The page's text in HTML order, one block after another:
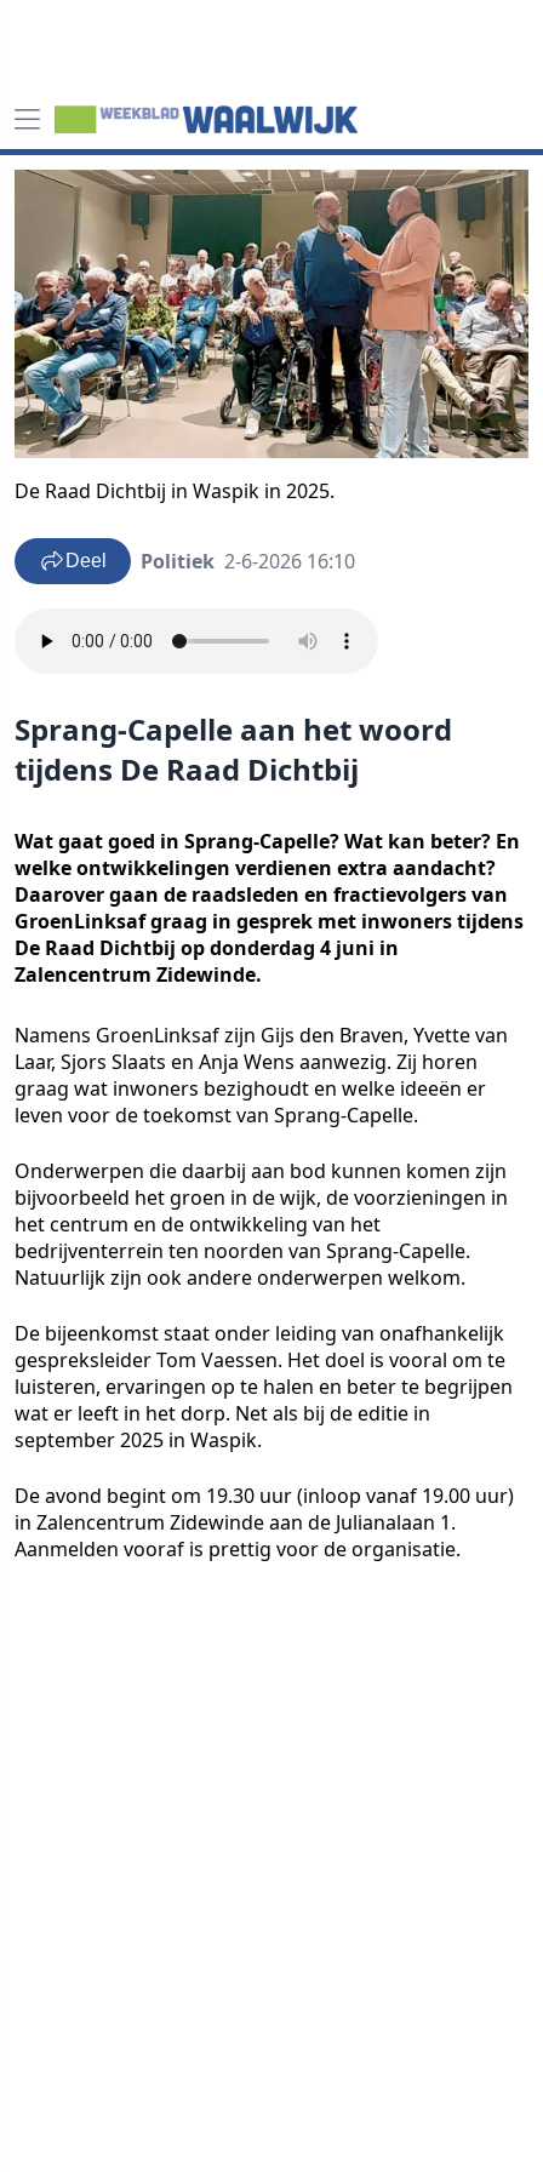
De Raad Dichtbij in Waspik in 2025.
Deel Politiek 2-6-2026 16:10
Sprang-Capelle aan het woord
tijdens De Raad Dichtbij
Wat gaat goed in Sprang-Capelle? Wat kan beter? En
welke ontwikkelingen verdienen extra aandacht?
Daarover gaan de raadsleden en fractievolgers van
GroenLinksaf graag in gesprek met inwoners tijdens
De Raad Dichtbij op donderdag 4 juni in
Zalencentrum Zidewinde.
Namens GroenLinksaf zijn Gijs den Braven, Yvette van
Laar, Sjors Slaats en Anja Wens aanwezig. Zij horen
graag wat inwoners bezighoudt en welke ideeën er
leven voor de toekomst van Sprang-Capelle.
Onderwerpen die daarbij aan bod kunnen komen zijn
bijvoorbeeld het groen in de wijk, de voorzieningen in
het centrum en de ontwikkeling van het
bedrijventerrein ten noorden van Sprang-Capelle.
Natuurlijk zijn ook andere onderwerpen welkom.
De bijeenkomst staat onder leiding van onafhankelijk
gespreksleider Tom Vaessen. Het doel is vooral om te
luisteren, ervaringen op te halen en beter te begrijpen
wat er leeft in het dorp. Net als bij de editie in
september 2025 in Waspik.
De avond begint om 19.30 uur (inloop vanaf 19.00 uur)
in Zalencentrum Zidewinde aan de Julianalaan 1.
Aanmelden vooraf is prettig voor de organisatie.